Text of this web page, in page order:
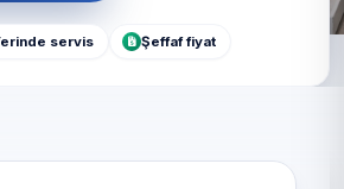
servis Şeffaf fiyat